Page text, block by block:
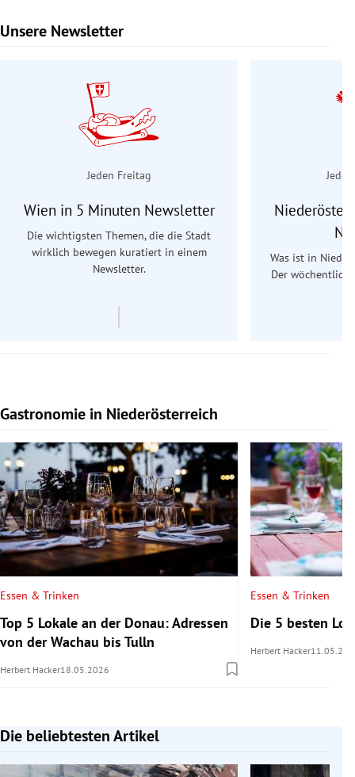
Unsere Newsletter
Slide 1 von 9
Jeden Freitag
Wien in 5 Minuten Newsletter
Die wichtigsten Themen, die die Stadt
wirklich bewegen kuratiert in einem
Newsletter.
Was ist in
Der
Gastronomie in Niederösterreich
Slide 1 von 15
Essen & Trinken
Top 5 Lokale an der Donau: Adressen
von der Wachau bis Tulln
Herbert Hacker18.05.2026
Essen & Trinken
Die 5 besten
Herbert Hacker
Die beliebtesten Artikel
Slide 1 von 7